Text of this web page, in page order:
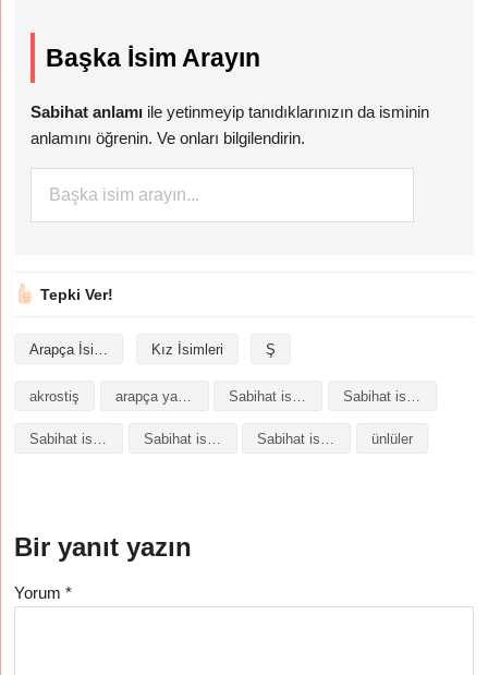
Başka İsim Arayın
Sabihat anlamı ile yetinmeyip tanıdıklarınızın da isminin
anlamını öğrenin. Ve onları bilgilendirin.
Tepki Ver!
Arapça İsimler Kız İsimleri Ş
akrostiş arapça yazılışı
Sabihat isminin baş harfleriyle şiir Sabihat isminin kökeni Sabihat isminin numerolojisi ünlüler
Bir yanıt yazın
Yorum*